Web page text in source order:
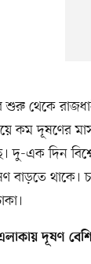
থেকে
কম দূষণের
দু-এক দিন
বাড়তে
দূষণ